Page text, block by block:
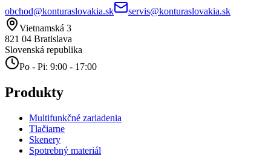
obchod@konturaslovakia.sk
servis@konturaslovakia.sk
Vietnamská 3
821 04 Bratislava
Slovenská republika
Po - Pi: 9:00 - 17:00
Produkty
Multifunkčné zariadenia
Tlačiarne
Skenery
Spotrebný materiál